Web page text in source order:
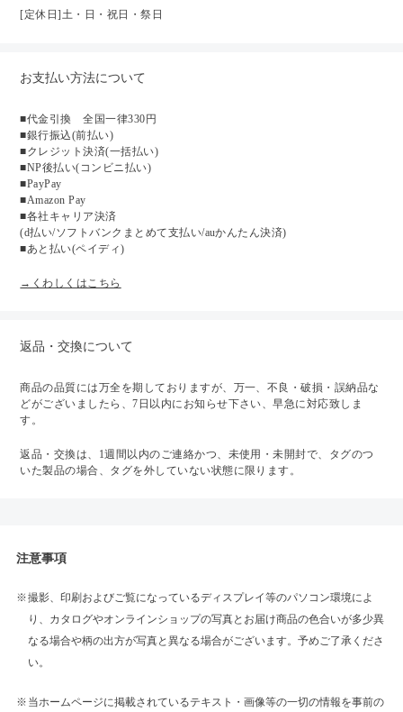
[定休日]土・日・祝日・祭日
お支払い方法について
■代金引換 全国一律330円
■銀行振込(前払い)
■クレジット決済(一括払い)
■NP後払い(コンビニ払い)
■PayPay
■Amazon Pay
■各社キャリア決済
(d払い/ソフトバンクまとめて支払い/auかんたん決済)
■あと払い(ペイディ)
→くわしくはこちら
返品・交換について
商品の品質には万全を期しておりますが、万一、不良・破損・誤納品な
どがございましたら、7日以内にお知らせ下さい、早急に対応致しま
す。
返品・交換は、1週間以内のご連絡かつ、未使用・未開封で、タグのつ
いた製品の場合、タグを外していない状態に限ります。
注意事項
撮影、印刷およびご覧になっているディスプレイ等のパソコン環境によ
り、カタログやオンラインショップの写真とお届け商品の色合いが多少異
なる場合や柄の出方が写真と異なる場合がございます。予めご了承くださ
い。
当ホームページに掲載されているテキスト・画像等の一切の情報を事前の